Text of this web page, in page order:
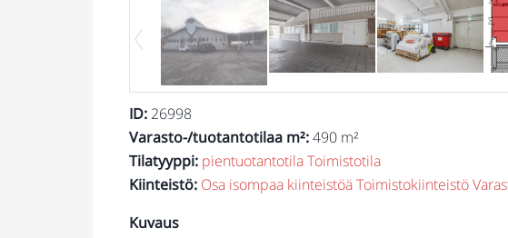
ID: 26998
Varasto-/tuotantotilaa m²:490 m²
Tilatyyppi: pientuotantotilaToimistotila
Kiinteistö: Osa isompaa kiinteistöäToimistokiinteistö
Kuvaus